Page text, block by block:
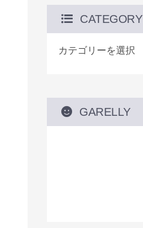
CATEGORY
GARELLY